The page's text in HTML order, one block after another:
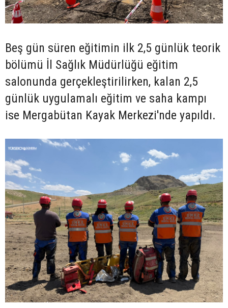
Beş gün süren eğitimin ilk 2,5 günlük teorik
bölümü İl Sağlık Müdürlüğü eğitim
salonunda gerçekleştirilirken, kalan 2,5
günlük uygulamalı eğitim ve saha kampı
ise Mergabütan Kayak Merkezi'nde yapıldı.